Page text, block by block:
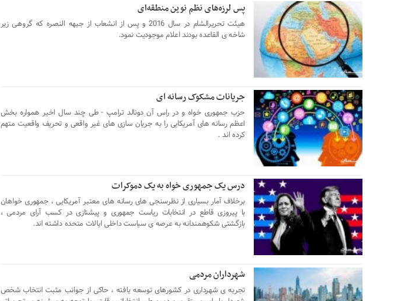
08 دسامبر 2024 پس لرزه‌های نظم نوین منطقه‌ای
هیئت تحریرالشام در سال 2016 و پس از انشعاب از جبهه النصره که گروهی زیر
شاخه ی القاعده بودند اعلام موجودیت نمود.
10 نوامبر 2024 جریانات مشکوک رسانه ای
حزب جمهوری خواه و در راس آن دونالد ترامپ - طی چند سال اخیر همواره بخش
اعظم رسانه های آمریکایی را به جریان سازی های غیر واقعی و تحریف واقعیت متهم
کرده اند .
درس یک جمهوری خواه به یک دموکرات
برخلاف آمار بسیاری از نظرسنجی های رسانه های معتبر آمریکایی ، جمهوری خواهان
با پیروزی قاطع در انتخابات ریاست جمهوری و پیشتازی در کسب آرای مردمی ،
بازگشتی شکوهمندانه به عرصه ی سیاست داخلی ایالات متحده داشته اند.
04 نوامبر 2024 شهرداران مردمی
تجربه ی شهرداری در کشورهای توسعه یافته ، حاکی از جوانب مثبت انتخاب شخص